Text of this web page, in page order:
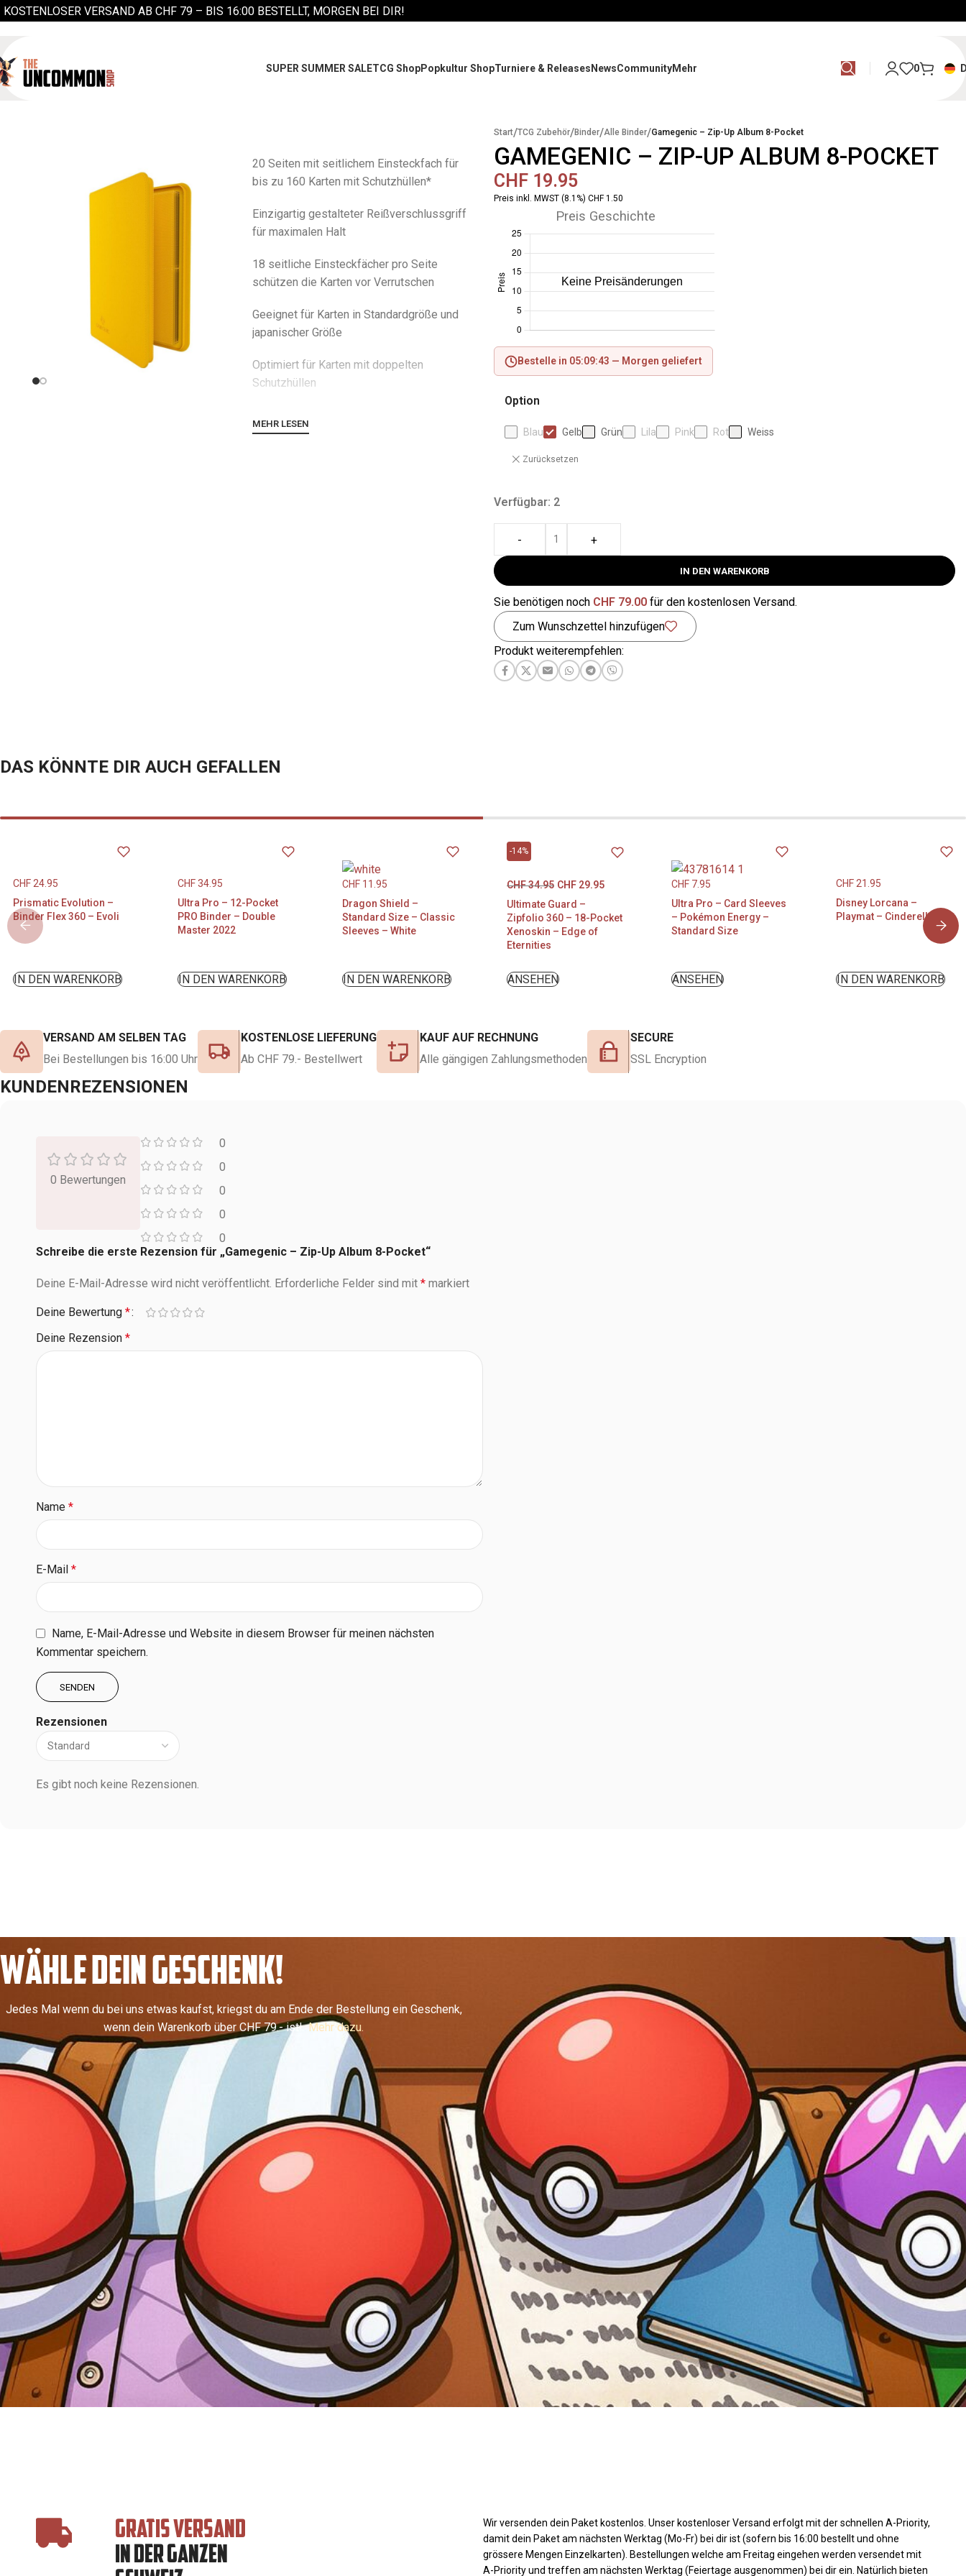
KOSTENLOSER VERSAND AB CHF 79 – BIS 16:00 BESTELLT, MORGEN BEI DIR!
SUPER SUMMER SALETCG ShopPopkultur ShopTurniere & ReleasesNewsCommunityMehr 0
20 Seiten mit seitlichem Einsteckfach für
bis zu 160 Karten mit Schutzhüllen*
Einzigartig gestalteter Reißverschlussgriff
für maximalen Halt
18 seitliche Einsteckfächer pro Seite
schützen die Karten vor Verrutschen
Geeignet für Karten in Standardgröße und
japanischer Größe
Optimiert für Karten mit doppelten
Schutzhüllen
der Vorder- oder Rückseite
ausgekleidet. Verstärkte, starre Einbände
seitlich zu befüllenden Taschen und bietet
Platz für insgesamt 160 Karten (auch mit
doppelten Hüllen). Ein strapazierfähiger
Reißverschluss verschließt dieses Album
von allen Seiten.
MEHR LESEN
Start/TCG Zubehör/Binder/Alle Binder/Gamegenic – Zip-Up Album 8-Pocket
GAMEGENIC – ZIP-UP ALBUM 8-POCKET
CHF 19.95
Preis inkl. MWST (8.1%) CHF 1.50
Preis Geschichte
Bestelle in 05:09:42 — Morgen geliefert
Option
Blau Gelb Grün Lila Pink Rot Weiss
Zurücksetzen
Verfügbar: 2
- +
IN DEN WARENKORB
Sie benötigen noch CHF 79.00 für den kostenlosen Versand.
Zum Wunschzettel hinzufügen
Produkt weiterempfehlen:
DAS KÖNNTE DIR AUCH GEFALLEN
CHF 24.95
Prismatic Evolution –
Binder Flex 360 – Evoli
IN DEN WARENKORB
CHF34.95
Ultra Pro – 12-Pocket
PRO Binder – Double
Master 2022
IN DEN WARENKORB
CHF 11.95
Dragon Shield –
Standard Size – Classic
Sleeves – White
IN DEN WARENKORB
-14%
CHF34.95 CHF 29.95
Ultimate Guard –
Zipfolio 360 – 18-Pocket
Xenoskin – Edge of
Eternities
ANSEHEN
CHF 7.95
Ultra Pro – Card Sleeves
– Pokémon Energy –
Standard Size
ANSEHEN
CHF 21.95
Disney Lorcana –
Playmat – Cinderella
IN DEN WARENKORB
VERSAND AM SELBEN TAG
Bei Bestellungen bis 16:00 Uhr
KOSTENLOSE LIEFERUNG
Ab CHF 79.- Bestellwert
KAUF AUF RECHNUNG
Alle gängigen Zahlungsmethoden
SECURE
SSL Encryption
KUNDENREZENSIONEN
0 Bewertungen
0
0
0
0
0
Rezensionen
Es gibt noch keine Rezensionen.
Schreibe die erste Rezension für „Gamegenic – Zip-Up Album 8-Pocket“
Deine E-Mail-Adresse wird nicht veröffentlicht. Erforderliche Felder sind mit * markiert
Deine Bewertung *
Deine Rezension *
Name *
E-Mail *
Name, E-Mail-Adresse und Website in diesem Browser für meinen nächsten
Kommentar speichern.
WÄHLE DEIN GESCHENK!
Jedes Mal wenn du bei uns etwas kaufst, kriegst du am Ende der Bestellung ein Geschenk,
wenn dein Warenkorb über CHF 79.- ist!Mehr dazu.
GRATIS VERSAND
IN DER GANZEN
Wir versenden dein Paket kostenlos. Unser kostenloser Versand erfolgt mit der schnellen A-Priority,
damit dein Paket am nächsten Werktag (Mo-Fr) bei dir ist (sofern bis 16:00 bestellt und ohne
grössere Mengen Einzelkarten). Bestellungen welche am Freitag eingehen werden versendet mit
A-Priority und treffen am nächsten Werktag (Feiertage ausgenommen) bei dir ein. Natürlich bieten